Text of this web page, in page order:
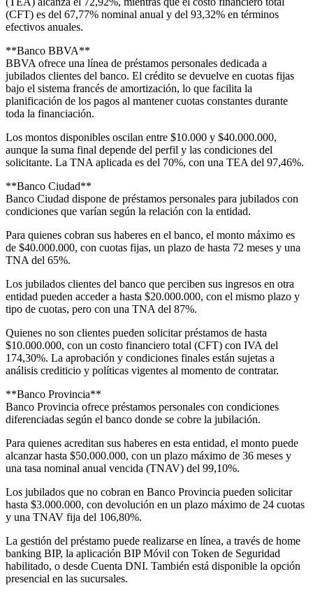
(CFT) es del 67,77% nominal anual y del 93,32% en términos
efectivos anuales.
**Banco BBVA**
BBVA ofrece una línea de préstamos personales dedicada a
jubilados clientes del banco. El crédito se devuelve en cuotas fijas
bajo el sistema francés de amortización, lo que facilita la
planificación de los pagos al mantener cuotas constantes durante
toda la financiación.
Los montos disponibles oscilan entre $10.000 y $40.000.000,
aunque la suma final depende del perfil y las condiciones del
solicitante. La TNA aplicada es del 70%, con una TEA del 97,46%.
**Banco Ciudad**
Banco Ciudad dispone de préstamos personales para jubilados con
condiciones que varían según la relación con la entidad.
Para quienes cobran sus haberes en el banco, el monto máximo es
de $40.000.000, con cuotas fijas, un plazo de hasta 72 meses y una
TNA del 65%.
Los jubilados clientes del banco que perciben sus ingresos en otra
entidad pueden acceder a hasta $20.000.000, con el mismo plazo y
tipo de cuotas, pero con una TNA del 87%.
Quienes no son clientes pueden solicitar préstamos de hasta
$10.000.000, con un costo financiero total (CFT) con IVA del
174,30%. La aprobación y condiciones finales están sujetas a
análisis crediticio y políticas vigentes al momento de contratar.
**Banco Provincia**
Banco Provincia ofrece préstamos personales con condiciones
diferenciadas según el banco donde se cobre la jubilación.
Para quienes acreditan sus haberes en esta entidad, el monto puede
alcanzar hasta $50.000.000, con un plazo máximo de 36 meses y
una tasa nominal anual vencida (TNAV) del 99,10%.
Los jubilados que no cobran en Banco Provincia pueden solicitar
hasta $3.000.000, con devolución en un plazo máximo de 24 cuotas
y una TNAV fija del 106,80%.
La gestión del préstamo puede realizarse en línea, a través de home
banking BIP, la aplicación BIP Móvil con Token de Seguridad
habilitado, o desde Cuenta DNI. También está disponible la opción
presencial en las sucursales.